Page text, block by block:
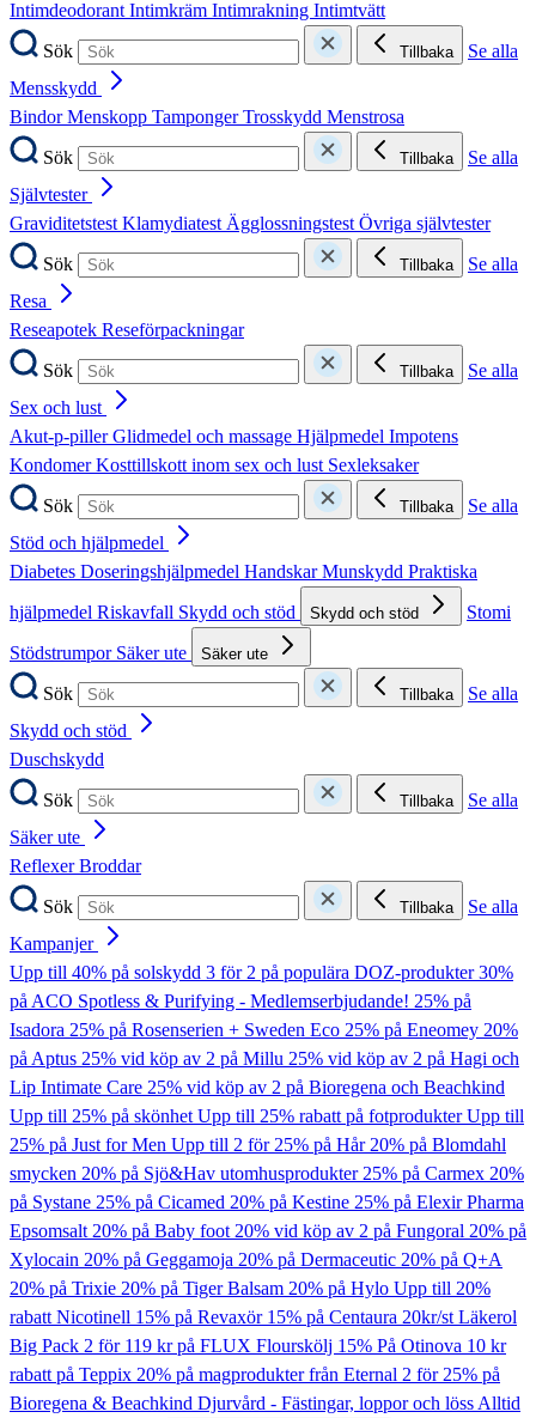
IntimdeodorantIntimkräm Intimrakning Intimtvätt
Sök
Tillbaka
Se alla
Mensskydd
BindorMenskopp TampongerTrosskydd Menstrosa
Sök
Tillbaka
Se alla
Självtester
GraviditetstestKlamydiatestÄgglossningstestÖvriga självtester
Sök
Tillbaka
Se alla
Resa
Reseapotek Reseförpackningar
Sök
Tillbaka
Se alla
Sex och lust
Akut-p-pillerGlidmedel och massage Hjälpmedel Impotens
KondomerKosttillskott inom sex och lust Sexleksaker
Sök
Tillbaka
Se alla
Stöd och hjälpmedel
Diabetes Doseringshjälpmedel HandskarMunskydd Praktiska
hjälpmedel Riskavfall Skydd och stöd Skydd och stöd
Stomi
Stödstrumpor Säker ute Säker ute
Sök Tillbaka
Se alla
Skydd och stöd
Duschskydd
Sök
Tillbaka
Se alla
Säker ute
ReflexerBroddar
Sök
Tillbaka
Se alla
Kampanjer
Upp till 40% på solskydd 3 för 2 på populära DOZ-produkter30%
på ACO Spotless & Purifying - Medlemserbjudande! 25% på
Isadora 25% på Rosenserien + Sweden Eco 25% på Eneomey 20%
på Aptus 25% vid köp av 2 på Millu 25% vid köp av 2 på Hagi och
Lip Intimate Care 25% vid köp av 2 på Bioregena och Beachkind
Upp till 25% på skönhetUpp till 25% rabatt på fotprodukterUpp till
25% på Just for Men Upp till 2 för 25% på Hår20% på Blomdahl
smycken 20% på Sjö&Hav utomhusprodukter25% på Carmex 20%
på Systane 25% på Cicamed 20% på Kestine 25% på Elexir Pharma
Epsomsalt20% på Baby foot20% vid köp av 2 på Fungoral 20% på
Xylocain 20% på Geggamoja 20% på Dermaceutic 20% på Q+A
20% på Trixie 20% på Tiger Balsam 20% på Hylo Upp till 20%
rabatt Nicotinell 15% på Revaxör 15% på Centaura 20kr/st Läkerol
Big Pack 2 för 119 kr på FLUX Flourskölj 15% På Otinova 10 kr
rabatt på Teppix 20% på magprodukter från Eternal 2 för 25% på
Bioregena & Beachkind Djurvård - Fästingar, loppor och lössAlltid